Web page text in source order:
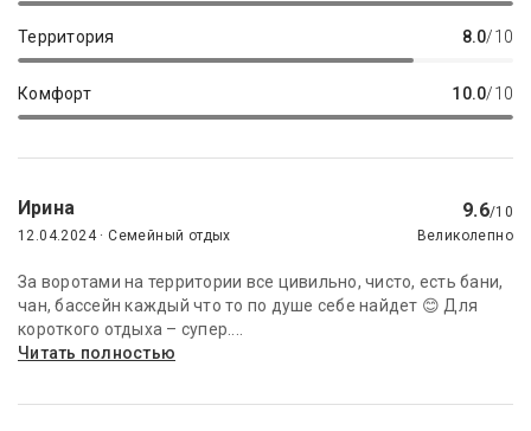
Территория 8.0/10
Комфорт 10.0/10
Ирина 9.6/10
12.04.2024 · Семейный отдых
Великолепно
За воротами на территории все цивильно, чисто, есть бани,
чан, бассейн каждый что то по душе себе найдет 😊 Для
короткого отдыха – супер....
Читать полностью